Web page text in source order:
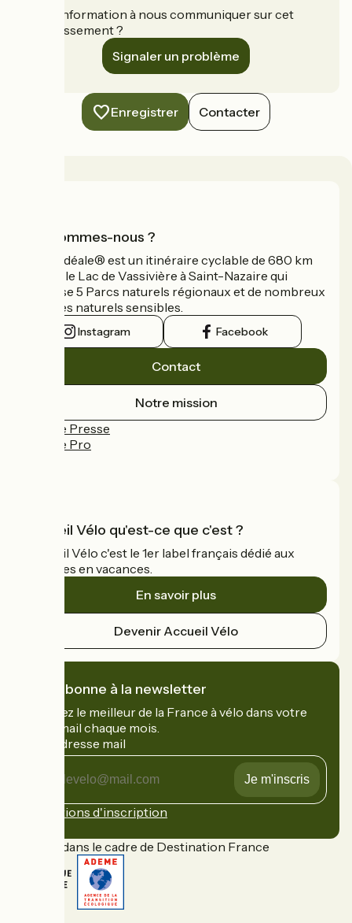
Une information à nous communiquer sur cet
établissement ?
Signaler un problème
Enregistrer Contacter
Qui sommes-nous ?
La Vélidéale® est un itinéraire cyclable de 680 km
reliant le Lac de Vassivière à Saint-Nazaire qui
traverse 5 Parcs naturels régionaux et de nombreux
espaces naturels sensibles.
Instagram Facebook
Contact
Notre mission
Espace Presse
Espace Pro
Accueil Vélo qu'est-ce que c'est ?
Accueil Vélo c'est le 1er label français dédié aux
cyclistes en vacances.
En savoir plus
Devenir Accueil Vélo
Je m'abonne à la newsletter
Recevez le meilleur de la France à vélo dans votre
boîte mail chaque mois.
Mon adresse mail
adresse
Conditions d'inscription
Financé dans le cadre de Destination France